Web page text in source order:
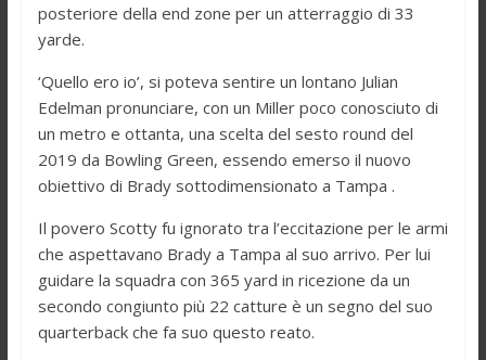
posteriore della end zone per un atterraggio di 33
yarde.
‘Quello ero io’, si poteva sentire un lontano Julian
Edelman pronunciare, con un Miller poco conosciuto di
un metro e ottanta, una scelta del sesto round del
2019 da Bowling Green, essendo emerso il nuovo
obiettivo di Brady sottodimensionato a Tampa .
Il povero Scotty fu ignorato tra l’eccitazione per le armi
che aspettavano Brady a Tampa al suo arrivo. Per lui
guidare la squadra con 365 yard in ricezione da un
secondo congiunto più 22 catture è un segno del suo
quarterback che fa suo questo reato.